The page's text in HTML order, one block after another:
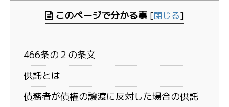
このページで分かる事 [閉じる]
466条の２の条文
供託とは
債務者が債権の譲渡に反対した場合の供託